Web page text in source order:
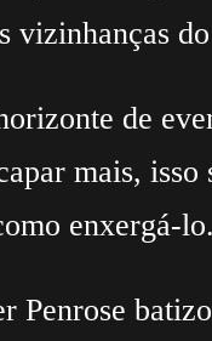
vizinhanças
de
mais,
enxergá-lo.